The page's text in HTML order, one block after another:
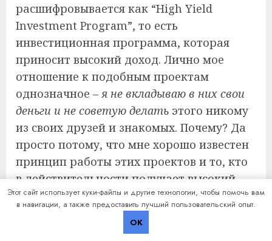
расшифровывается как “High Yield
Investment Program”, то есть
инвестиционная программа, которая
приносит высокий доход. Лично мое
отношение к подобным проектам
однозначное – я не вкладываю в них свои
деньги и не советую делать этого никому
из своих друзей и знакомых. Почему? Да
просто потому, что мне хорошо известен
принцип работы этих проектов и то, кто
в действительности получает высокий
доход благодаря хайпам. Поверьте,
заработать мгновенные деньги
не получится. Впрочем, не буду слишком
Этот сайт использует куки-файлы и другие технологии, чтобы помочь вам
в навигации, а также предоставить лучший пользовательский опыт.
OK